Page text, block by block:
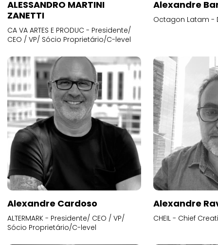
ALESSANDRO MARTINI
ZANETTI
CA VA ARTES E PRODUC - Presidente/
CEO / VP/ Sócio Proprietário/C-level
Alexandre
Octagon Latam -
Alexandre Cardoso
ALTERMARK - Presidente/ CEO / VP/
Sócio Proprietário/C-level
Alexandre
CHEIL - Chief